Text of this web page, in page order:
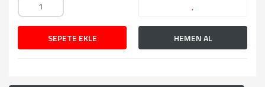
SEPETE EKLE HEMEN AL